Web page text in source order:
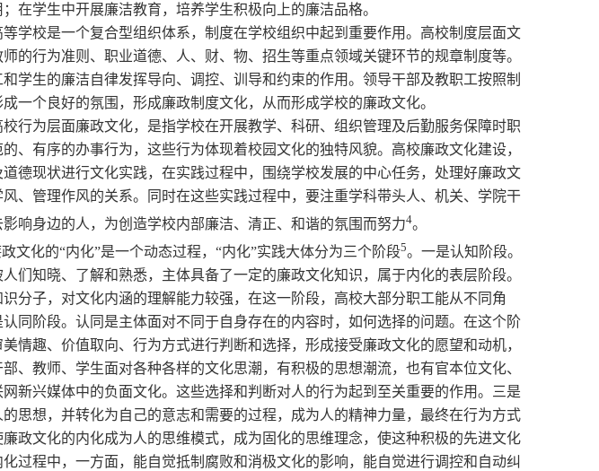
在学生中开展廉洁教育，培养学生积极向上的廉洁品格。
学校是一个复合型组织体系，制度在学校组织中起到重要作用。高校制度层面文
的行为准则、职业道德、人、财、物、招生等重点领域关键环节的规章制度等。
学生的廉洁自律发挥导向、调控、训导和约束的作用。领导干部及教职工按照制
一个良好的氛围，形成廉政制度文化，从而形成学校的廉政文化。
行为层面廉政文化，是指学校在开展教学、科研、组织管理及后勤服务保障时职
、有序的办事行为，这些行为体现着校园文化的独特风貌。高校廉政文化建设，
德现状进行文化实践，在实践过程中，围绕学校发展的中心任务，处理好廉政文
、管理作风的关系。同时在这些实践过程中，要注重学科带头人、机关、学院干
响身边的人，为创造学校内部廉洁、清正、和谐的氛围而努力4。
文化的“内化”是一个动态过程，“内化”实践大体分为三个阶段5。一是认知阶段。
们知晓、了解和熟悉，主体具备了一定的廉政文化知识，属于内化的表层阶段。
分子，对文化内涵的理解能力较强，在这一阶段，高校大部分职工能从不同角
同阶段。认同是主体面对不同于自身存在的内容时，如何选择的问题。在这个阶
情趣、价值取向、行为方式进行判断和选择，形成接受廉政文化的愿望和动机，
、教师、学生面对各种各样的文化思潮，有积极的思想潮流，也有官本位文化、
新兴媒体中的负面文化。这些选择和判断对人的行为起到至关重要的作用。三是
思想，并转化为自己的意志和需要的过程，成为人的精神力量，最终在行为方式
政文化的内化成为人的思维模式，成为固化的思维理念，使这种积极的先进文化
过程中，一方面，能自觉抵制腐败和消极文化的影响，能自觉进行调控和自动纠